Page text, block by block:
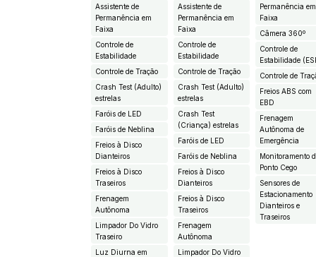
Assistente de
Permanência em
Faixa
Controle de
Estabilidade
Controle de Tração
Crash Test (Adulto)
estrelas
Faróis de LED
Faróis de Neblina
Freios à Disco
Dianteiros
Freios à Disco
Traseiros
Frenagem
Autônoma
Limpador Do Vidro
Traseiro
Luz Diurna em
Assistente de
Permanência em
Faixa
Controle de
Estabilidade
Controle de Tração
Crash Test (Adulto)
estrelas
Crash Test
(Criança) estrelas
Faróis de LED
Faróis de Neblina
Freios à Disco
Dianteiros
Freios à Disco
Traseiros
Frenagem
Autônoma
Limpador Do Vidro
Permanência em
Faixa
Câmera 360º
Controle de
Estabilidade
Controle de
Freios ABS com
EBD
Frenagem
Autônoma de
Emergência
Monitoramento
Ponto Cego
Sensores de
Estacionamento
Dianteiros e
Traseiros